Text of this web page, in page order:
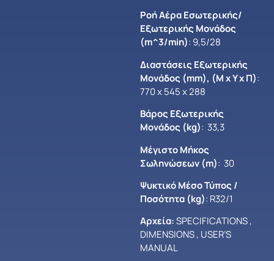
Ροή Αέρα Εσωτερικής/
Εξωτερικής Μονάδος
(m^3/min): 9,5/28
Διαστάσεις Εξωτερικής
Μονάδος (mm), (Μ x Y x Π):
770 x 545 x 288
Βάρος Εξωτερικής
Μονάδος (kg): 33,3
Μέγιστο Mήκος
Σωληνώσεων (m): 30
Ψυκτικό Μέσο Τύπος /
Ποσότητα (kg): R32/1
Αρχεία:SPECIFICATIONS,
DIMENSIONS, USER’S
MANUAL